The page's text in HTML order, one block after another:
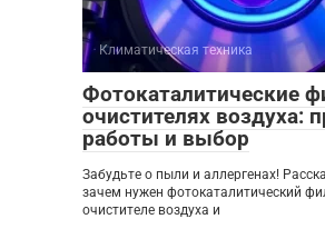
Климатическая техника
Фотокаталитические
очистителях воздуха:
работы и выбор
Забудьте о пыли и аллергенах!
зачем нужен фотокаталитический
очистителе воздуха и